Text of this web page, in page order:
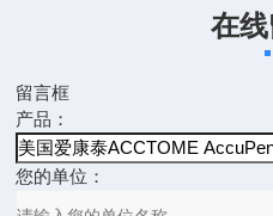
在
留言框
产品：
您的单位：